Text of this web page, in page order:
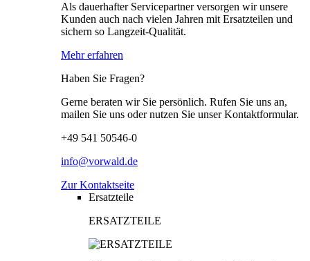
Als dauerhafter Servicepartner versorgen wir unsere
Kunden auch nach vielen Jahren mit Ersatzteilen und
sichern so Langzeit-Qualität.
Mehr erfahren
Haben Sie Fragen?
Gerne beraten wir Sie persönlich. Rufen Sie uns an,
mailen Sie uns oder nutzen Sie unser Kontaktformular.
+49 541 50546-0
info@vorwald.de
Zur Kontaktseite
Ersatzteile
ERSATZTEILE